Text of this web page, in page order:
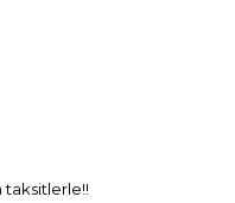
taksitlerle!!